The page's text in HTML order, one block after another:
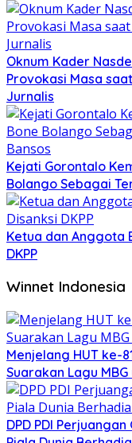
Oknum Kader
Provokasi Masa
Jurnalis
Kejati Gorontalo
Bolango Sebagai
Ketua dan Anggota
DKPP
Winnet Indonesia
Menjelang HUT ke-
Suarakan Lagu
DPD PDI